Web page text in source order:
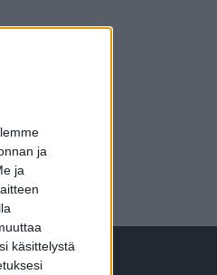
ja
ja
käsittelystä